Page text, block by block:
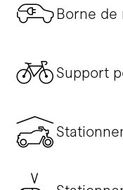
Borne de
Support